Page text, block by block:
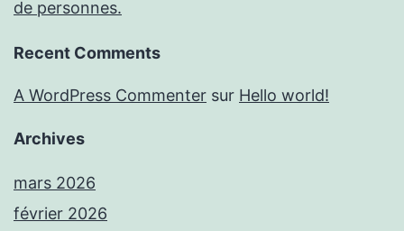
de personnes.
Recent Comments
A WordPress Commenter sur Hello world!
Archives
mars 2026
février 2026